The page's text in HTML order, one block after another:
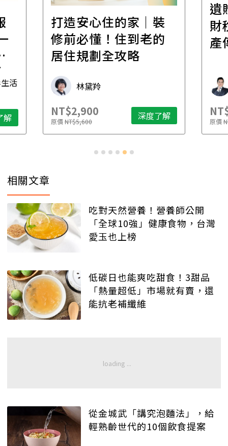
活
解
打造安心住的家｜裝
修前必懂！住到老的
居住規劃全攻略
林黛羚
NT$2,900
原價NT$5,600 深度了解
遺
財
產
原價
相關文章
吃對天然營養！營養師公開
「全球10強」健康食物，台灣
愛玉也上榜
低碳日也能爽吃甜食！3甜品
「熱量超低」市場就有賣，還
能抗老補纖維
從金城武「講究泡麵法」，給
輕熟齡世代的10個飲食提案